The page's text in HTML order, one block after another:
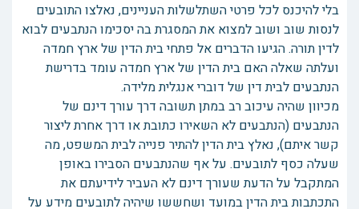
בלי להיכנס לכל פרטי השתלשלות העניינים, נאלצו התובעים
לנסות שוב ושוב למצוא את המסגרת בה יסכימו הנתבעים לבוא
לדין תורה. הגיעו הדברים אל פתחי בית הדין של ארץ חמדה
ועלתה שאלה האם בית הדין של ארץ חמדה עומד בדרישת
הנתבעים לבית דין של דוברי אנגלית מלידה.
מכיוון שהיה עיכוב רב במתן תשובה דרך עורך דינם של
הנתבעים (הנתבעים לא השאירו כתובת או דרך אחרת ליצור
קשר איתם), נאלץ בית הדין להתיר פנייה לבית המשפט, מה
שעלה כסף לתובעים. על אף שהנתבעים הסבירו באופן
המתקבל על הדעת שעורך דינם לא העביר לידיעתם את
התכתבות בית הדין במועד ושחששו שיהיה לתובעים מידע על